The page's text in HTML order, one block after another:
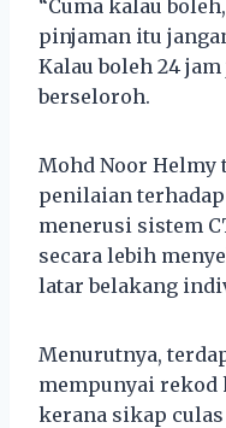
“Cuma kalau
pinjaman itu
Kalau boleh 24
berseloroh.
Mohd Noor Helmy
penilaian
menerusi sistem
secara lebih
latar belakang
Menurutnya,
mempunyai
kerana sikap